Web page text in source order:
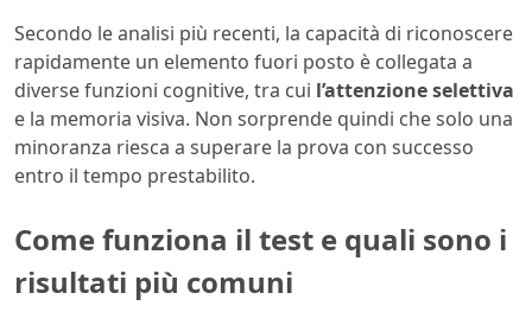
Secondo le analisi più recenti, la capacità di riconoscere
rapidamente un elemento fuori posto è collegata a
diverse funzioni cognitive, tra cui l’attenzione selettiva
e la memoria visiva. Non sorprende quindi che solo una
minoranza riesca a superare la prova con successo
entro il tempo prestabilito.
Come funziona il test e quali sono i
risultati più comuni